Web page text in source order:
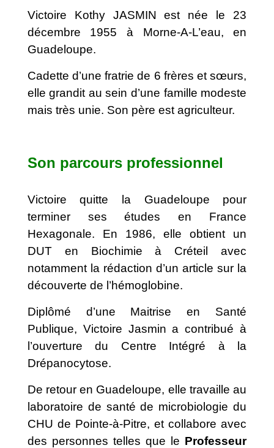
Victoire Kothy JASMIN est née le 23
décembre 1955 à Morne-A-L’eau, en
Guadeloupe.
Cadette d’une fratrie de 6 frères et sœurs,
elle grandit au sein d’une famille modeste
mais très unie. Son père est agriculteur.
Son parcours professionnel
Victoire quitte la Guadeloupe pour
terminer ses études en France
Hexagonale. En 1986, elle obtient un
DUT en Biochimie à Créteil avec
notamment la rédaction d’un article sur la
découverte de l’hémoglobine.
Diplômé d’une Maitrise en Santé
Publique, Victoire Jasmin a contribué à
l’ouverture du Centre Intégré à la
Drépanocytose.
De retour en Guadeloupe, elle travaille au
laboratoire de santé de microbiologie du
CHU de Pointe-à-Pitre, et collabore avec
des personnes telles que le Professeur